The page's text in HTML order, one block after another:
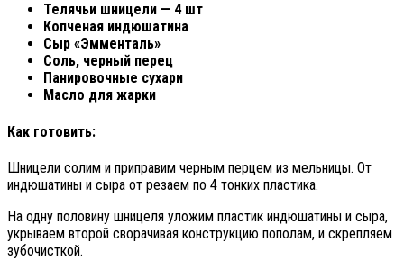
Телячьи шницели — 4 шт
Копченая индюшатина
Сыр «Эмменталь»
Соль, черный перец
Панировочные сухари
Масло для жарки
Как готовить:
Шницели солим и приправим черным перцем из мельницы. От
индюшатины и сыра от резаем по 4 тонких пластика.
На одну половину шницеля уложим пластик индюшатины и сыра,
укрываем второй сворачивая конструкцию пополам, и скрепляем
зубочисткой.